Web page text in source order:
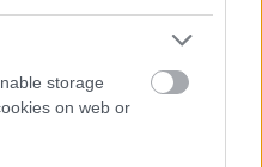
storage
on web or